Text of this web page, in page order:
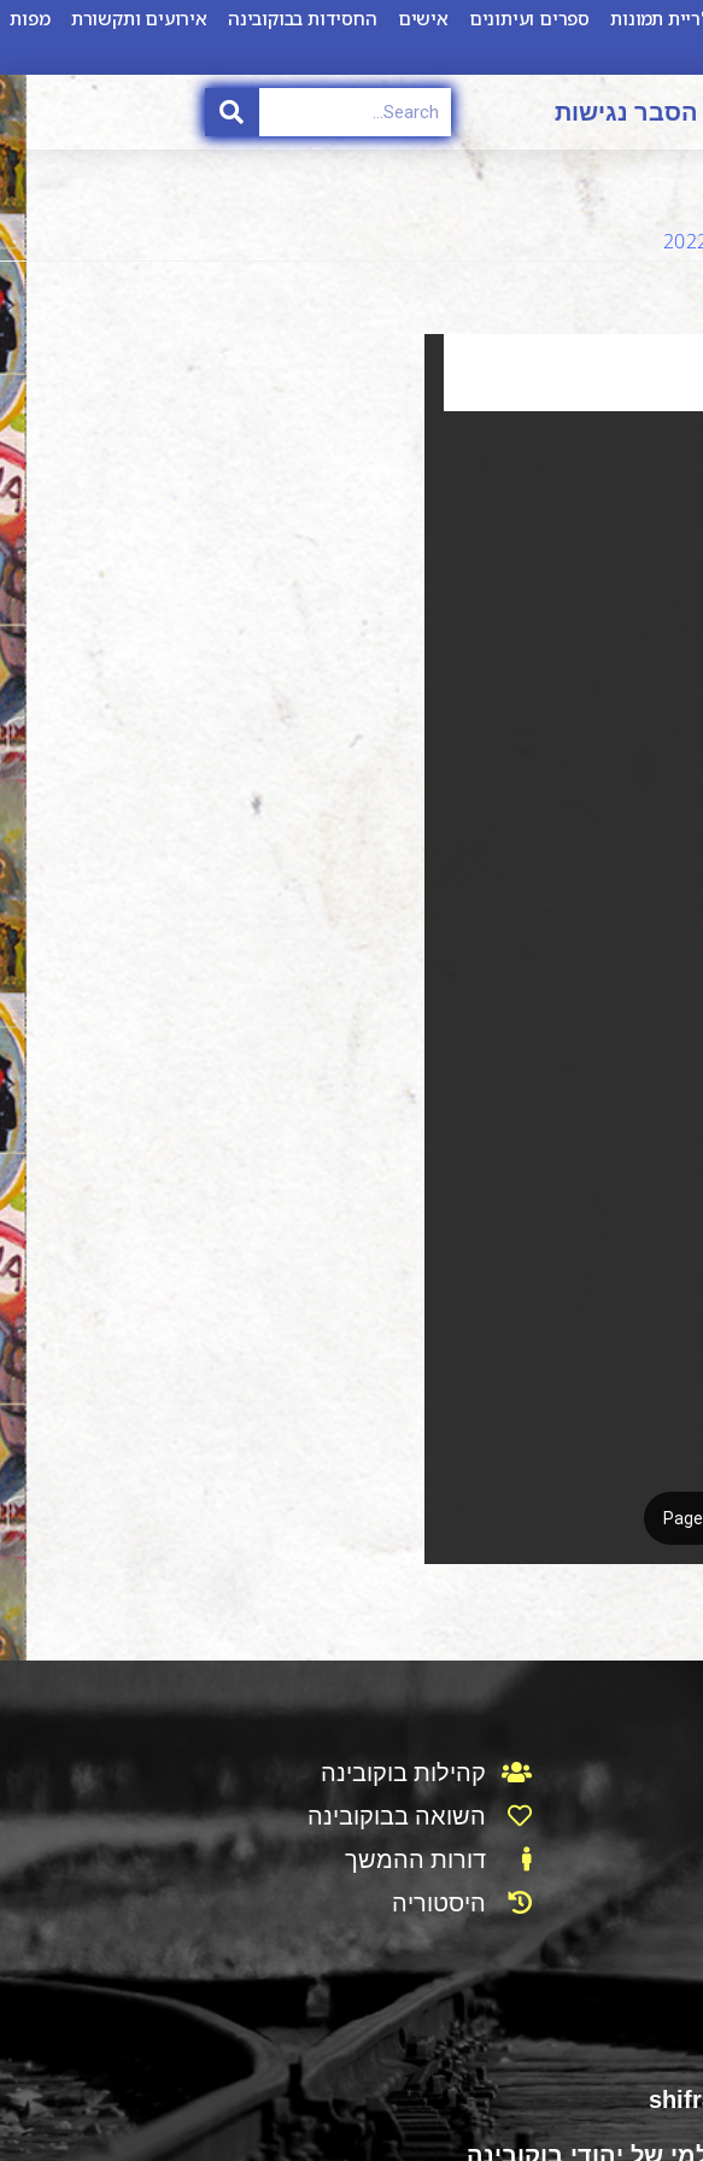
תמונות ספרים ועיתונים אישים החסידות בבוקובינה אירועים ותקשורת
מפות
הסבר נגישות
קהילות בוקובינה
השואה בבוקובינה
דורות ההמשך
היסטוריה